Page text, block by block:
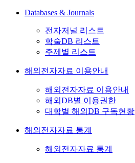
Databases & Journals
전자저널 리스트
학술DB 리스트
주제별 리스트
해외전자자료 이용안내
해외전자자료 이용안내
해외DB별 이용권한
대학별 해외DB 구독현황
해외전자자료 통계
해외전자자료 통계